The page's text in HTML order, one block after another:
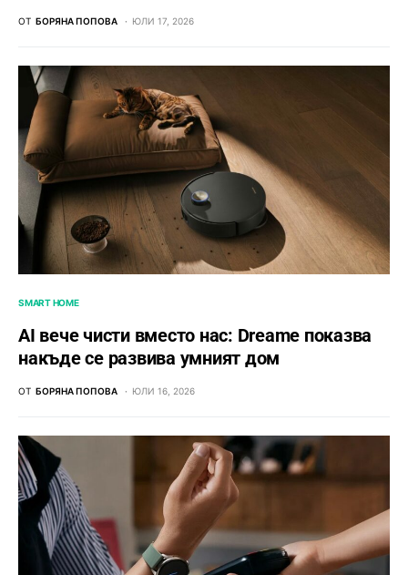
ОТ БОРЯНА ПОПОВА ЮЛИ 17, 2026
SMART HOME
AI вече чисти вместо нас: Dreame показва
накъде се развива умният дом
ОТ БОРЯНА ПОПОВА ЮЛИ 16, 2026